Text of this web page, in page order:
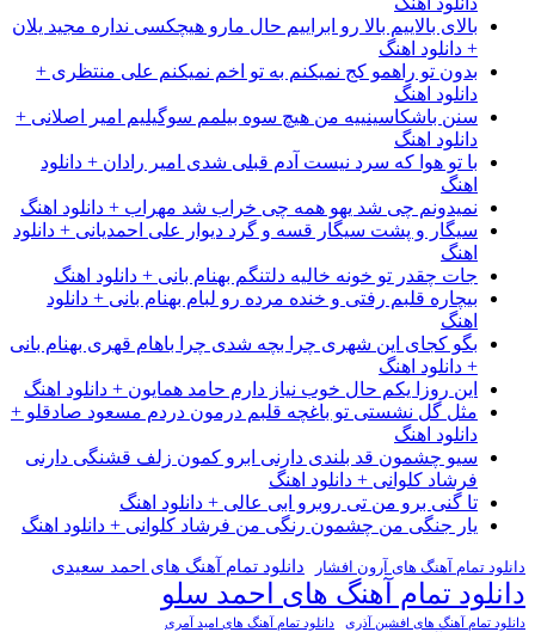
بالای بالاییم بالا رو ابراییم حال مارو هیچکسی نداره مجید یلان
+ دانلود اهنگ
بدون تو راهمو کج نمیکنم به تو اخم نمیکنم علی منتظری +
دانلود اهنگ
سنن باشکاسینییه من هیچ سوه بیلمم سوگیلیم امیر اصلانی +
دانلود اهنگ
با تو هوا که سرد نیست آدم قبلی شدی امیر رادان + دانلود
اهنگ
نمیدونم چی شد یهو همه چی خراب شد مهراب + دانلود اهنگ
سیگار و پشت سیگار قسه و گرد دیوار علی احمدیانی + دانلود
اهنگ
جات چقدر تو خونه خالیه دلتنگم بهنام بانی + دانلود اهنگ
بیچاره قلبم رفتی و خنده مرده رو لبام بهنام بانی + دانلود
اهنگ
بگو کجای این شهری چرا بچه شدی چرا باهام قهری بهنام بانی
+ دانلود اهنگ
این روزا یکم حال خوب نیاز دارم حامد همایون + دانلود اهنگ
مثل گل نشستی تو باغچه قلبم درمون دردم مسعود صادقلو +
دانلود اهنگ
سیو چشمون قد بلندی دارنی ابرو کمون زلف قشنگی دارنی
فرشاد کلوانی + دانلود اهنگ
تا گنی برو من تی روبرو ابی عالی + دانلود اهنگ
یار جنگی من چشمون رنگی من فرشاد کلوانی + دانلود اهنگ
دانلود تمام آهنگ های آرون افشار دانلود تمام آهنگ های احمد سعیدی
دانلود تمام آهنگ های احمد سلو
دانلود تمام آهنگ های افشین آذری دانلود تمام آهنگ های امید آمری